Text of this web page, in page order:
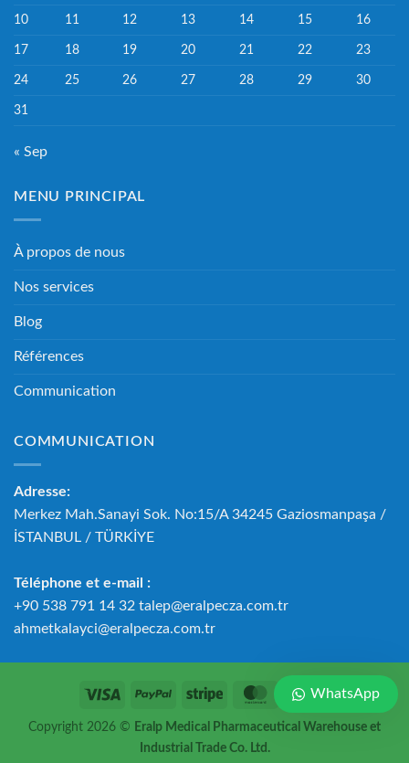
10 11 12 13 14 15 16
17 18 19 20 21 22 23
24 25 26 27 28 29 30
31
« Sep
MENU PRINCIPAL
À propos de nous
Nos services
Blog
Références
Communication
COMMUNICATION
Adresse:
Merkez Mah.Sanayi Sok. No:15/A 34245 Gaziosmanpaşa /
İSTANBUL / TÜRKİYE
Téléphone et e-mail :
+90 538 791 14 32 talep@eralpecza.com.tr
ahmetkalayci@eralpecza.com.tr
Copyright 2026 © Eralp Medical Pharmaceutical Warehouse et
Industrial Trade Co. Ltd.
WhatsApp